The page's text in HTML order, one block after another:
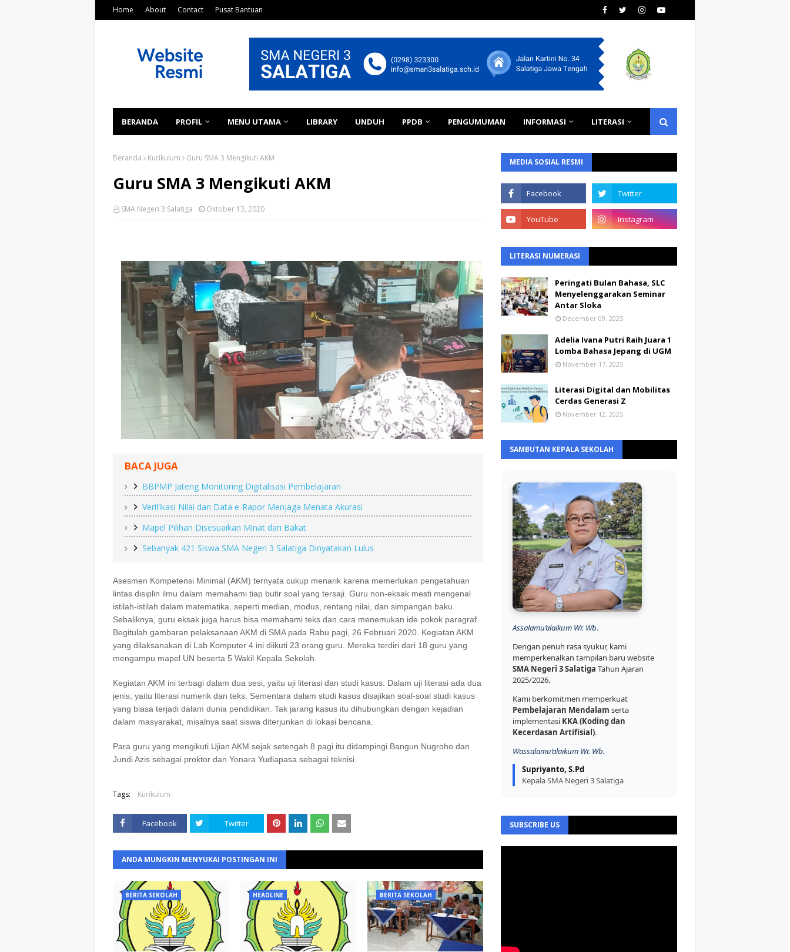
Home About Contact Pusat Bantuan
BERANDA PROFIL MENU UTAMA LIBRARY UNDUH PPDB PENGUMUMAN INFORMASI LITERASI
Beranda Kurikulum Guru SMA 3 Mengikuti AKM
Guru SMA 3 Mengikuti AKM
SMA Negeri 3 Salatiga Oktober 13, 2020
BACA JUGA
BBPMP Jateng Monitoring Digitalisasi Pembelajaran
Verifikasi Nilai dan Data e-Rapor Menjaga Menata Akurasi
Mapel Pilihan Disesuaikan Minat dan Bakat
Sebanyak 421 Siswa SMA Negeri 3 Salatiga Dinyatakan Lulus
Asesmen Kompetensi Minimal (AKM) ternyata cukup menarik karena memerlukan pengetahuan
lintas disiplin ilmu dalam memahami tiap butir soal yang tersaji. Guru non-eksak mesti mengenal
istilah-istilah dalam matematika, seperti median, modus, rentang nilai, dan simpangan baku.
Sebaliknya, guru eksak juga harus bisa memahami teks dan cara menemukan ide pokok paragraf.
Begitulah gambaran pelaksanaan AKM di SMA pada Rabu pagi, 26 Februari 2020. Kegiatan AKM
yang dilaksanakan di Lab Komputer 4 ini diikuti 23 orang guru. Mereka terdiri dari 18 guru yang
mengampu mapel UN beserta 5 Wakil Kepala Sekolah.
Kegiatan AKM ini terbagi dalam dua sesi, yaitu uji literasi dan studi kasus. Dalam uji literasi ada dua
jenis, yaitu literasi numerik dan teks. Sementara dalam studi kasus disajikan soal-soal studi kasus
yang biasa terjadi dalam dunia pendidikan. Tak jarang kasus itu dihubungkan dengan kejadian
dalam masyarakat, misalnya saat siswa diterjunkan di lokasi bencana.
Para guru yang mengikuti Ujian AKM sejak setengah 8 pagi itu didampingi Bangun Nugroho dan
Jundi Azis sebagai proktor dan Yonara Yudiapasa sebagai teknisi.
Tags: Kurikulum
Facebook Twitter
ANDA MUNGKIN MENYUKAI POSTINGAN INI
BERITA SEKOLAH HEADLINE BERITA SEKOLAH
MEDIA SOSIAL RESMI
LITERASI NUMERASI
Peringati Bulan Bahasa, SLC
Menyelenggarakan Seminar
Antar Sloka
December 09, 2025
Adelia Ivana Putri Raih Juara 1
Lomba Bahasa Jepang di UGM
November 17, 2025
Literasi Digital dan Mobilitas
Cerdas Generasi Z
November 12, 2025
SAMBUTAN KEPALA SEKOLAH
Assalamu’alaikum Wr. Wb.
Dengan penuh rasa syukur, kami
memperkenalkan tampilan baru website
SMA Negeri 3 Salatiga Tahun Ajaran
2025/2026.
Kami berkomitmen memperkuat
Pembelajaran Mendalam serta
implementasi KKA (Koding dan
Kecerdasan Artifisial).
Wassalamu’alaikum Wr. Wb.
Supriyanto, S.Pd
Kepala SMA Negeri 3 Salatiga
SUBSCRIBE US